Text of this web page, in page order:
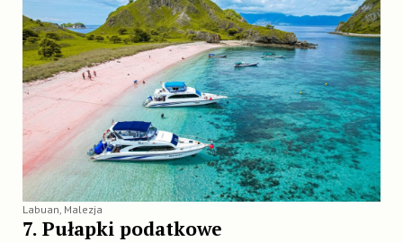
Labuan, Malezja
7. Pułapki podatkowe